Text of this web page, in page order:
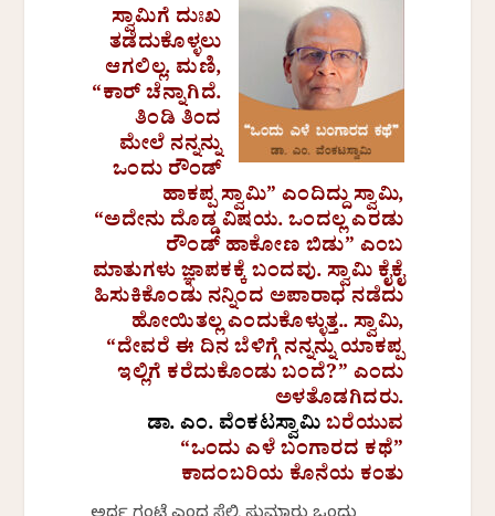
ಸ್ವಾಮಿಗೆ ದುಃಖ
ತಡೆದುಕೊಳ್ಳಲು
ಆಗಲಿಲ್ಲ. ಮಣಿ,
“ಕಾರ್ ಚೆನ್ನಾಗಿದೆ.
ತಿಂಡಿ ತಿಂದ
ಮೇಲೆ ನನ್ನನ್ನು
ಒಂದು ರೌಂಡ್
ಹಾಕಪ್ಪ ಸ್ವಾಮಿ” ಎಂದಿದ್ದು ಸ್ವಾಮಿ,
“ಅದೇನು ದೊಡ್ಡ ವಿಷಯ. ಒಂದಲ್ಲ ಎರಡು
ರೌಂಡ್ ಹಾಕೋಣ ಬಿಡು” ಎಂಬ
ಮಾತುಗಳು ಜ್ಞಾಪಕಕ್ಕೆ ಬಂದವು. ಸ್ವಾಮಿ ಕೈಕೈ
ಹಿಸುಕಿಕೊಂಡು ನನ್ನಿಂದ ಅಪಾರಾಧ ನಡೆದು
ಹೋಯಿತಲ್ಲ ಎಂದುಕೊಳ್ಳುತ್ತ.. ಸ್ವಾಮಿ,
“ದೇವರೆ ಈ ದಿನ ಬೆಳಿಗ್ಗೆ ನನ್ನನ್ನು ಯಾಕಪ್ಪ
ಇಲ್ಲಿಗೆ ಕರೆದುಕೊಂಡು ಬಂದೆ?” ಎಂದು
ಅಳತೊಡಗಿದರು.
ಡಾ. ಎಂ. ವೆಂಕಟಸ್ವಾಮಿಬರೆಯುವ
“ಒಂದು ಎಳೆ ಬಂಗಾರದ ಕಥೆ”
ಕಾದಂಬರಿಯ ಕೊನೆಯ ಕಂತು